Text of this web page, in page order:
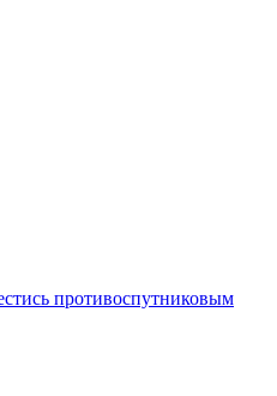
противоспутниковым